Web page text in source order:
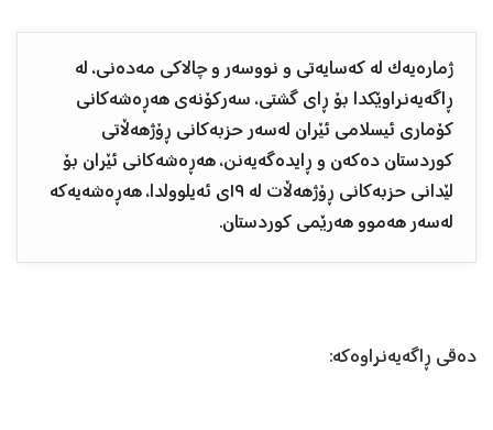
ژمارەیەک لە کەسایەتی و نووسەر و چالاکی مەدەنی، لە
ڕاگەیەنراوێکدا بۆ ڕای گشتی، سەرکۆنەی هەڕەشەکانی
کۆماری ئیسلامی ئێران لەسەر حزبەکانی ڕۆژهەڵاتی
کوردستان دەکەن و ڕایدەگەیەنن، هەڕەشەکانی ئێران بۆ
لێدانی حزبەکانی ڕۆژهەڵات لە ١٩ی ئەیلوولدا، هەڕەشەیەکە
لەسەر هەموو هەرێمی کوردستان.
دەقی ڕاگەیەنراوەکە: